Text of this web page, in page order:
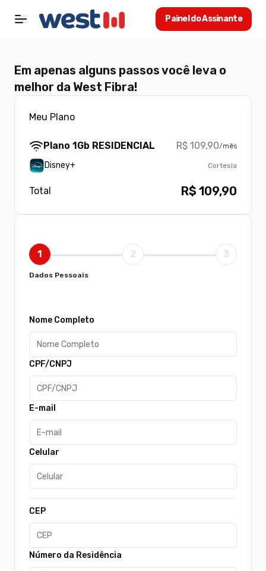
Painel do Assinante
Em apenas alguns passos você leva o
melhor da West Fibra!
1
Dados Pessoais
2 3
Nome Completo
CPF/CNPJ
E-mail
Celular
CEP
Número da Residência
Meu Plano
Plano 1Gb RESIDENCIAL R$ 109,90/mês
Disney+ Cortesia
Total R$ 109,90